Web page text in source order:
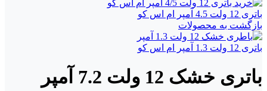
باتری 12 ولت 4.5 آمپر ام اس کو
بازگشت به محصولات
باتری 12 ولت 1.3 آمپر ام اس کو
باتری خشک 12 ولت 7.2 آمپر